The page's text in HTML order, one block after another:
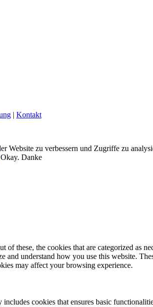
| Kontakt
zu verbessern und Zugriffe zu
Okay. Danke
these, the cookies that are categorized as
understand how you use this website.
may affect your browsing experience.
cookies that ensures basic